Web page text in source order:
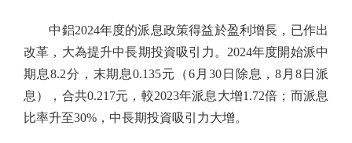
中鋁2024年度的派息政策得益於盈利增長，已作出
改革，大為提升中長期投資吸引力。2024年度開始派中
期息8.2分，末期息0.135元（6月30日除息，8月8日派
息），合共0.217元，較2023年派息大增1.72倍；而派息
比率升至30%，中長期投資吸引力大增。